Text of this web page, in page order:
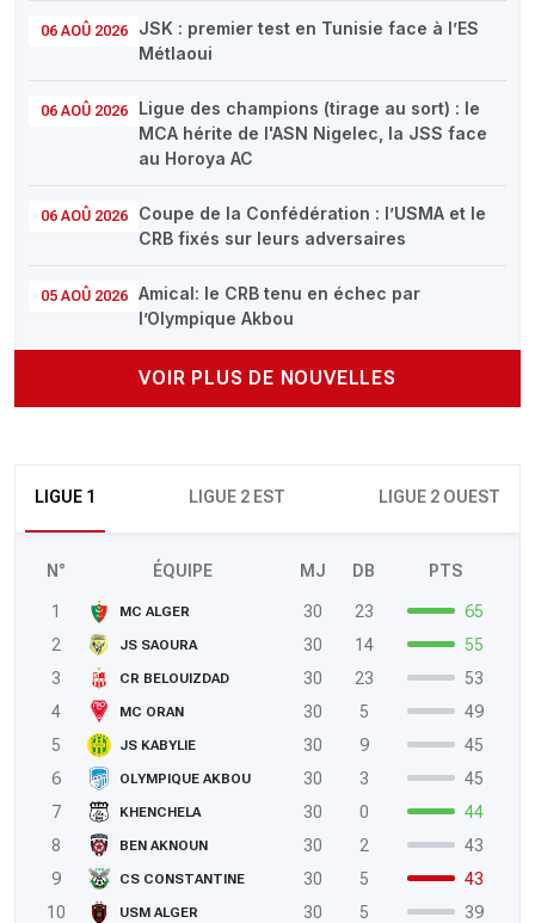
06 AOÛ 2026
JSK : premier test en Tunisie face à l’ES
Métlaoui
06 AOÛ 2026
Ligue des champions (tirage au sort) : le
MCA hérite de l'ASN Nigelec, la JSS face
au Horoya AC
06 AOÛ 2026
Coupe de la Confédération : l’USMA et le
CRB fixés sur leurs adversaires
05 AOÛ 2026
Amical: le CRB tenu en échec par
l’Olympique Akbou
VOIR PLUS DE NOUVELLES
LIGUE 1 LIGUE 2 EST LIGUE 2 OUEST
N° ÉQUIPE MJ DB PTS
1 MC ALGER 30 23
65
2
JS SAOURA 30 14
55
3
CR BELOUIZDAD 30 23
53
4
MC ORAN 30 5
49
5
JS KABYLIE 30 9
45
6
OLYMPIQUE AKBOU 30 3
45
7
KHENCHELA 30 0
44
8
BEN AKNOUN 30 2
43
9
CS CONSTANTINE 30 5
43
10
USM ALGER 30 5
39